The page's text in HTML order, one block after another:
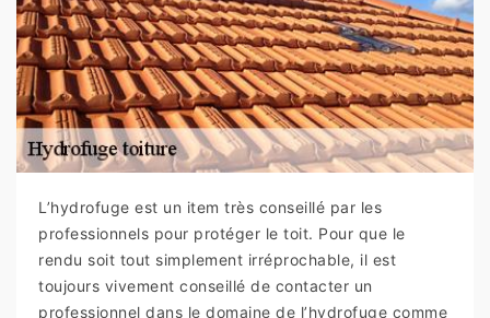
L’hydrofuge est un item très conseillé par les
professionnels pour protéger le toit. Pour que le
rendu soit tout simplement irréprochable, il est
toujours vivement conseillé de contacter un
professionnel dans le domaine de l’hydrofuge comme